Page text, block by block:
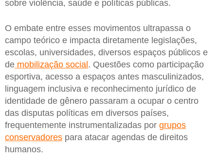
sobre violência, saúde e políticas públicas.
O embate entre esses movimentos ultrapassa o
campo teórico e impacta diretamente legislações,
escolas, universidades, diversos espaços públicos e
de mobilização social . Questões como participação
esportiva, acesso a espaços antes masculinizados,
linguagem inclusiva e reconhecimento jurídico de
identidade de gênero passaram a ocupar o centro
das disputas políticas em diversos países,
frequentemente instrumentalizadas por grupos
conservadores para atacar agendas de direitos
humanos.